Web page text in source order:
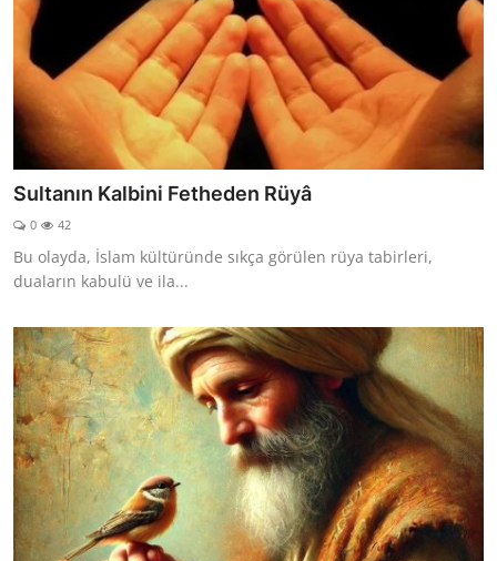
Sultanın Kalbini Fetheden Rüyâ
0 42
Bu olayda, İslam kültüründe sıkça görülen rüya tabirleri,
duaların kabulü ve ila...